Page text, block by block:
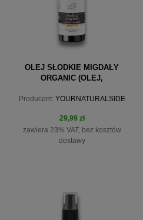
OLEJ SŁODKIE MIGDAŁY
ORGANIC (OLEJ,
YOURNATURALSIDE
Producent: YOURNATURALSIDE
29,99 zł
zawiera 23% VAT, bez kosztów
dostawy
do koszyka